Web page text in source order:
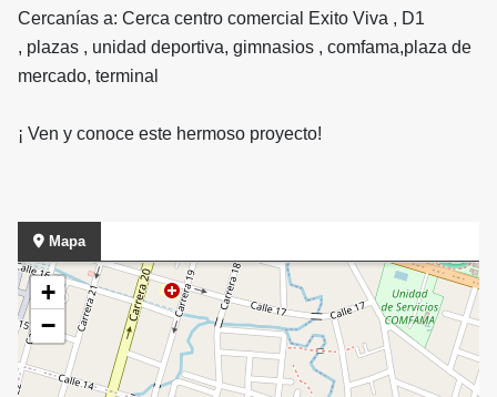
Cercanías a: Cerca centro comercial Exito Viva , D1
, plazas , unidad deportiva, gimnasios , comfama,p laza de
mercado, terminal
¡ Ven y conoce este hermoso proyecto!
Mapa
+
−